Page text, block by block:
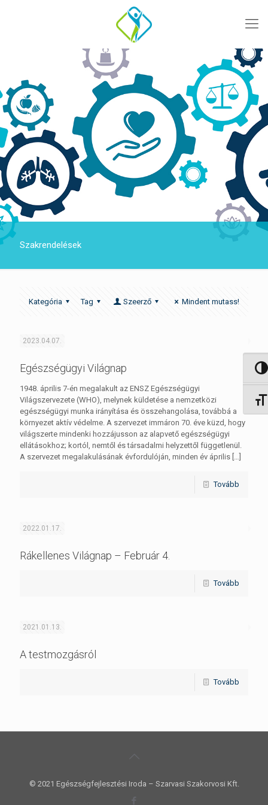
Szakrendelések
Kategória Tag Szeerző Mindent mutass!
2023.04.07.
Egészségügyi Világnap
1948. április 7-én megalakult az ENSZ Egészségügyi
Világszervezete (WHO), melynek küldetése a nemzetközi
egészségügyi munka irányítása és összehangolása, továbbá a
környezet aktív védelme. A szervezet immáron 70. éve küzd, hogy
világszerte mindenki hozzájusson az alapvető egészségügyi
ellátásokhoz; kortól, nemtől és társadalmi helyzettől függetlenül.
A szervezet megalakulásának évfordulóján, minden év április […]
Tovább
2022.01.17.
Rákellenes Világnap – Február 4.
Tovább
2021.01.13.
A testmozgásról
Tovább
© 2021 Egészségfejlesztési Iroda – Szarvasi Szakorvosi Kft.